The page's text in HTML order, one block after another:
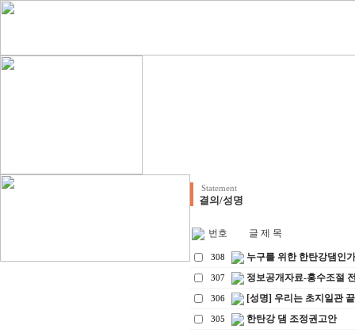
Statement
결의/성명
번호 글 제 목
308 누구를 위한 한탄강댐인가
307 정보공개자료-홍수조절
306 [성명] 우리는 초지일관
305 한탄강 댐 조정권고안